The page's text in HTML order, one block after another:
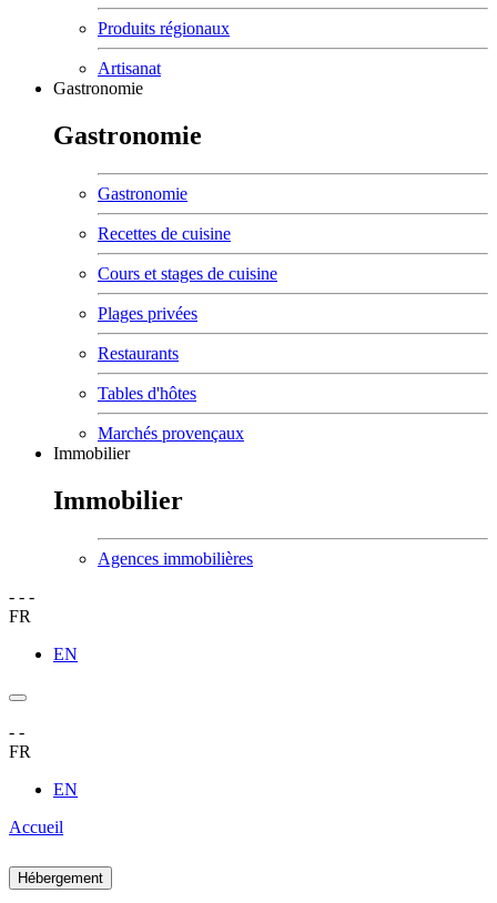
Produits régionaux
Artisanat
Gastronomie
Gastronomie
Gastronomie
Recettes de cuisine
Cours et stages de cuisine
Plages privées
Restaurants
Tables d'hôtes
Marchés provençaux
Immobilier
Immobilier
Agences immobilières
- - -
FR
EN
- -
FR
EN
Accueil
Hébergement